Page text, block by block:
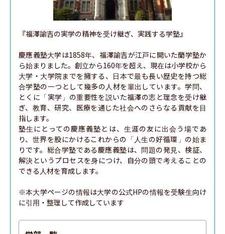
『福澤諭吉の実学の精神を受け継ぎ、実践する学塾』
慶應義塾大学は1858年、福澤諭吉が江戸に開いた蘭学塾か
ら始まりました。創立から160年を超え、現在は小学校から
大学・大学院までを擁する、日本で最も長い歴史を持つ総
合学塾の一つとして幾多の人材を輩出しています。学問、
とくに「実学」の重要性を説いた福澤の志と理念を受け継
ぎ、教育、研究、医療を通じた社会へのさらなる貢献を目
指します。
塾生にとっての慶應義塾とは、生涯の友に出会う場であ
り、世界を股にかけるこれからの「人生の好循環」の始ま
りです。総合学塾である慶應義塾は、問題の発見、検証、
解決というプロセスを身につけ、自分の頭で考えることの
できる人材を育成します。
※本大学ページの情報は大学の公式HPの情報を受験生向け
に引用・整理して作成しています